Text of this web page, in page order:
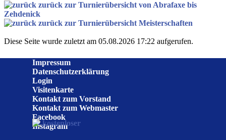
zurück zur Turnierübersicht von Abrafaxe bis
Zehdenick
zurück zur Turnierübersicht Meisterschaften
Diese Seite wurde zuletzt am 05.08.2026 17:22 aufgerufen.
Impressum
Datenschutzerklärung
Login
Visitenkarte
Kontakt zum Vorstand
Kontakt zum Webmaster
Facebook
Instagram